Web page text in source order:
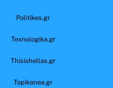
Politikes.gr
Texnologika.gr
Thisishellas.gr
Topikanea.gr